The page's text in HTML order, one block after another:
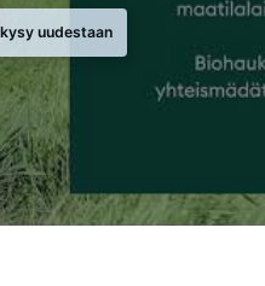
uudestaan